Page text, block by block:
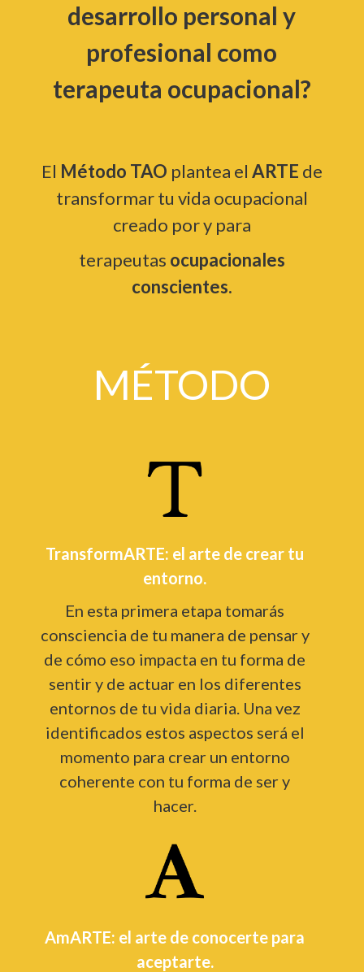
desarrollo personal y
profesional como
terapeuta ocupacional?
El Método TAO plantea el ARTE de
transformar tu vida ocupacional
creado por y para
terapeutas ocupacionales
conscientes.
MÉTODO
TransformARTE: el arte de crear tu
entorno.
En esta primera etapa tomarás
consciencia de tu manera de pensar y
de cómo eso impacta en tu forma de
sentir y de actuar en los diferentes
entornos de tu vida diaria. Una vez
identificados estos aspectos será el
momento para crear un entorno
coherente con tu forma de ser y
hacer.
AmARTE: el arte de conocerte para
aceptarte.